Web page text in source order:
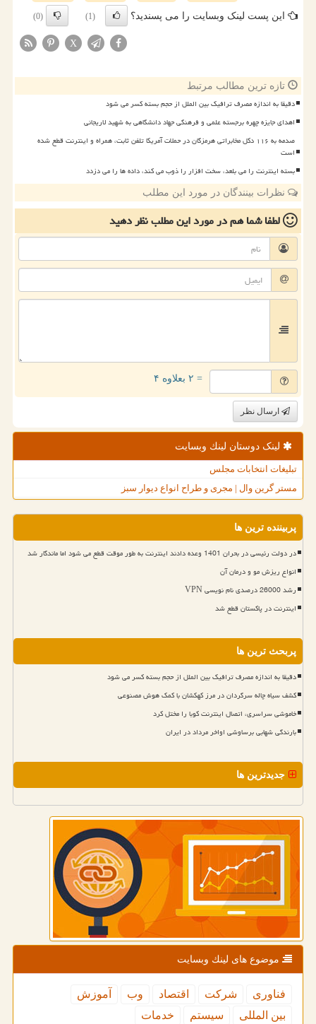
این پست لینک وبسایت را می پسندید؟ (1)
(0)
X
تازه ترین مطالب مرتبط
دقیقا به اندازه مصرف ترافیک بین الملل از حجم بسته کسر می شود
اهدای جایزه چهره برجسته علمی و فرهنگی جهاد دانشگاهی به شهید لاریجانی
صدمه به ۱۱۶ دکل مخابراتی هرمزگان در حملات آمریکا تلفن ثابت، همراه و اینترنت قطع شده
است
بسته اینترنت را می بلعد، سخت افزار را ذوب می کند، داده ها را می دزدد
نظرات بینندگان در مورد این مطلب
لطفا شما همدر مورد این مطلبنظر دهید
= ۲ بعلاوه ۴
ارسال نظر
لینک دوستان لینك وبسایت
تبلیغات انتخابات مجلس
مستر گرین وال | مجری و طراح انواع دیوار سبز
پربیننده ترین ها
در دولت رئیسی در بحران 1401 وعده دادند اینترنت به طور موقت قطع می شود اما ماندگار شد
انواع ریزش مو و درمان آن
رشد 26000 درصدی نام نویسی VPN
اینترنت در پاکستان قطع شد
پربحث ترین ها
دقیقا به اندازه مصرف ترافیک بین الملل از حجم بسته کسر می شود
کشف سیاه چاله سرگردان در مرز کهکشان با کمک هوش مصنوعی
خاموشی سراسری، اتصال اینترنت کوبا را مختل کرد
بارندگی شهابی برساوشی اواخر مرداد در ایران
جدیدترین ها
موضوع های لینك وبسایت
فناوری شركت اقتصاد وب
آموزش
بین المللی
سیستم خدمات